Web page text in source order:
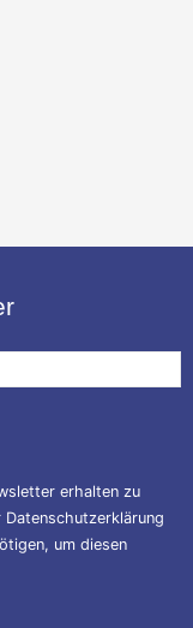
erhalten zu
Datenschutzerklärung
um diesen